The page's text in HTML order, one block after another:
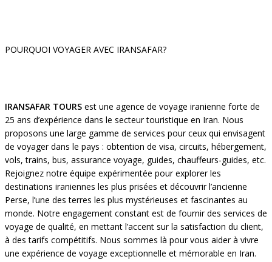
POURQUOI VOYAGER AVEC IRANSAFAR?
IRANSAFAR TOURS est une agence de voyage iranienne forte de
25 ans d’expérience dans le secteur touristique en Iran. Nous
proposons une large gamme de services pour ceux qui envisagent
de voyager dans le pays : obtention de visa, circuits, hébergement,
vols, trains, bus, assurance voyage, guides, chauffeurs-guides, etc.
Rejoignez notre équipe expérimentée pour explorer les
destinations iraniennes les plus prisées et découvrir l’ancienne
Perse, l’une des terres les plus mystérieuses et fascinantes au
monde. Notre engagement constant est de fournir des services de
voyage de qualité, en mettant l’accent sur la satisfaction du client,
à des tarifs compétitifs. Nous sommes là pour vous aider à vivre
une expérience de voyage exceptionnelle et mémorable en Iran.